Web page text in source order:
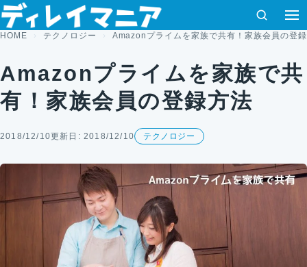
コンテンツへスキップ
検索
HOME テクノロジー Amazonプライムを家族で共有！家族会員の登
Amazonプライムを家族で共
有！家族会員の登録方法
2018/12/10更新日: 2018/12/10 テクノロジー